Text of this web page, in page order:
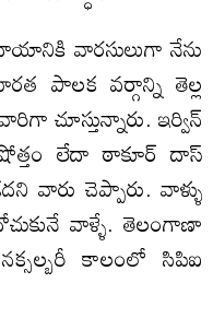
వారసులుగా నేను
పాలక వర్గాన్ని తెల్ల
చూస్తున్నారు. ఇర్విన్‌
లేదా ఠాకూర్ దాస్‌
వారు చెప్పారు. వాళ్ళు
వాళ్ళే. తెలంగాణా
కాలంలో సిపిఐ